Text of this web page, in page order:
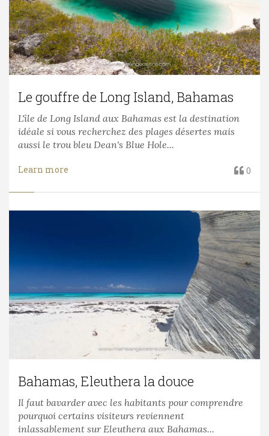
Le gouffre de Long Island, Bahamas
L'île de Long Island aux Bahamas est la destination
idéale si vous recherchez des plages désertes mais
aussi le trou bleu Dean's Blue Hole...
Learn more 0
Bahamas, Eleuthera la douce
Il faut bavarder avec les habitants pour comprendre
pourquoi certains visiteurs reviennent
inlassablement sur Eleuthera aux Bahamas...